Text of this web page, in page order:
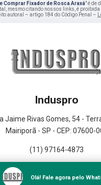
Comprar Fixador de Rosca Araxá" é de
mesmo citando nossos links, é proibida
autoral – artigo 184 do Código Penal –
Induspro
Jaime Rivas Gomes, 54 -
Mairiporã - SP - CEP: 07600-
(11) 97164-4873
Empresa
Olá! Fale agora pelo